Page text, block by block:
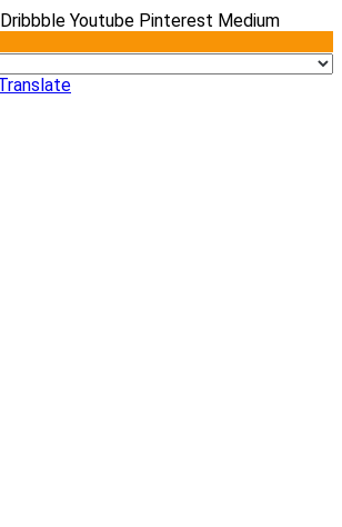
Dribbble Youtube Pinterest Medium